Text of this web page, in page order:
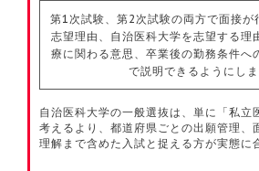
第1次試験、第2次試験の両方で面接が
志望理由、自治医科大学を志望する理
療に関わる意思、卒業後の勤務条件へ
で説明できるようにしま
自治医科大学の一般選抜は、単に「私立
考えるより、都道府県ごとの出願管理、
理解まで含めた入試と捉える方が実態に